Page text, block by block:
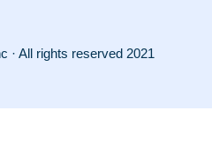
· All rights reserved 2021